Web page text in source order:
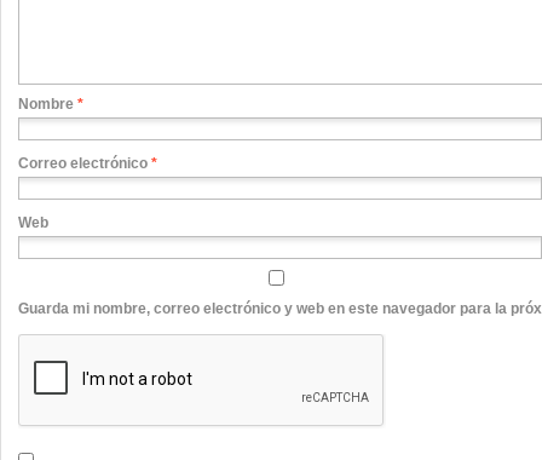
Nombre *
Correo electrónico *
Web
Guarda mi nombre, correo electrónico y web en este navegador para la